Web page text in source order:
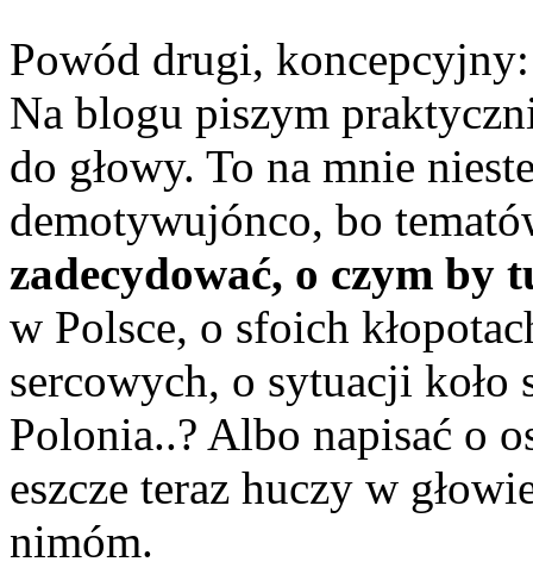
Powód drugi, koncepcyjny:
Na blogu piszym
do głowy. To na mnie
demotywujónco, bo
zadecydować, o czym by
w Polsce, o sfoich
sercowych, o sytuacji
Polonia..? Albo napisać o
eszcze teraz huczy w
nimóm.